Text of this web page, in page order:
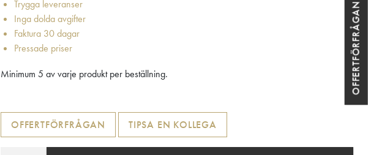
Trygga leveranser
Inga dolda avgifter
Faktura 30 dagar
Pressade priser
Minimum 5 av varje produkt per beställning.
OFFERTFÖRFRÅGAN TIPSA EN KOLLEGA
OFFERTFÖRFRÅGAN